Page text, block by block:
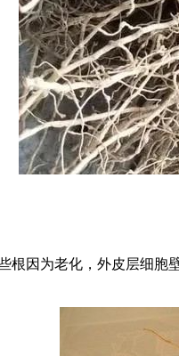
因为老化，外皮层细胞